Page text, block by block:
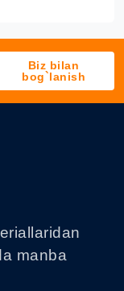
Biz bilan
bog`lanish
manba